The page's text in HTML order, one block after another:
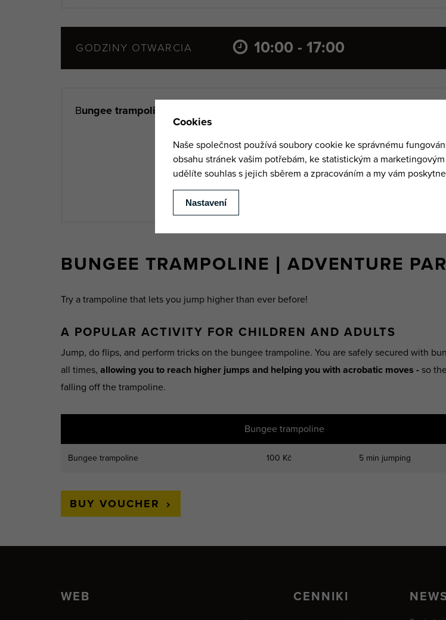
GODZINY OTWARCIA 10:00 - 17:00
Bungee trampoline
+420 731 160 152 | OFFICE@YPOINT.CZ
MAP HERE
BUNGEE TRAMPOLINE | ADVENTURE
Try a trampoline that lets you jump higher than ever before!
A POPULAR ACTIVITY FOR CHILDREN AND ADULTS
Jump, do flips, and perform tricks on the bungee trampoline. You are safely secured with
all times, allowing you to reach higher jumps and helping you with acrobatic moves - so
falling off the trampoline.
Bungee trampoline
Bungee trampoline 100 Kč 5 min jumping
BUY VOUCHER
WEB CENNIKI